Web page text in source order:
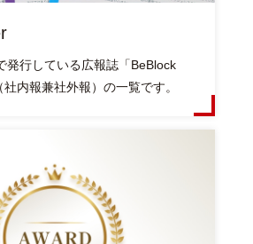
発行している広報誌「BeBlock
内報兼社外報）の一覧です。